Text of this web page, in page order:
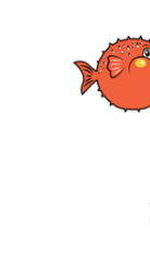
navegación
contenido